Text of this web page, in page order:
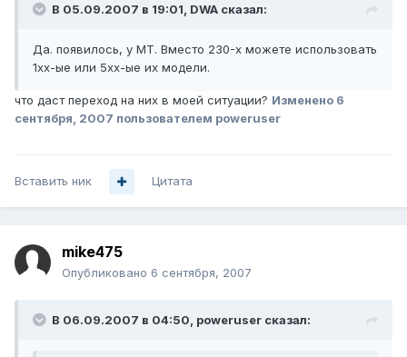
В 05.09.2007 в 19:01, DWA сказал:
Да. появилось, у МТ. Вместо 230-х можете использовать
1хх-ые или 5хх-ые их модели.
что даст переход на них в моей ситуации? Изменено 6
сентября, 2007 пользователем poweruser
Вставить ник Цитата
mike475
Опубликовано 6 сентября, 2007
В 06.09.2007 в 04:50, poweruser сказал: